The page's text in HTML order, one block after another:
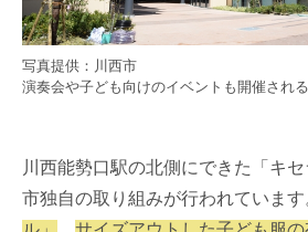
写真提供：川西市
演奏会や子ども向けのイベントも開催され
川西能勢口駅の北側にできた「キ
市独自の取り組みが行われていま